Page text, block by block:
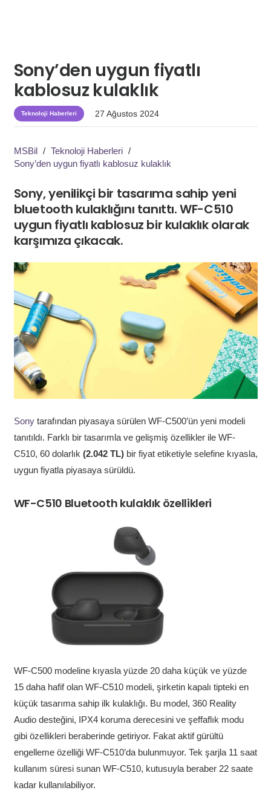
Sony’den uygun fiyatlı
kablosuz kulaklık
Teknoloji Haberleri 27 Ağustos 2024
MSBil / Teknoloji Haberleri /
Sony’den uygun fiyatlı kablosuz kulaklık
Sony, yenilikçi bir tasarıma sahip yeni
bluetooth kulaklığını tanıttı. WF-C510
uygun fiyatlı kablosuz bir kulaklık olarak
karşımıza çıkacak.
Sonytarafından piyasaya sürülen WF-C500’ün yeni modeli
tanıtıldı. Farklı bir tasarımla ve gelişmiş özellikler ile WF-
C510, 60 dolarlık (2.042 TL)bir fiyat etiketiyle selefine kıyasla,
uygun fiyatla piyasaya sürüldü.
WF-C510 Bluetooth kulaklık özellikleri
WF-C500 modeline kıyasla yüzde 20 daha küçük ve yüzde
15 daha hafif olan WF-C510 modeli, şirketin kapalı tipteki en
küçük tasarıma sahip ilk kulaklığı. Bu model, 360 Reality
Audio desteğini, IPX4 koruma derecesini ve şeffaflık modu
gibi özellikleri beraberinde getiriyor. Fakat aktif gürültü
engelleme özelliği WF-C510’da bulunmuyor. Tek şarjla 11 saat
kullanım süresi sunan WF-C510, kutusuyla beraber 22 saate
kadar kullanılabiliyor.